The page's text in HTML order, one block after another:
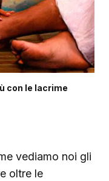
con le lacrime
vediamo noi gli
oltre le